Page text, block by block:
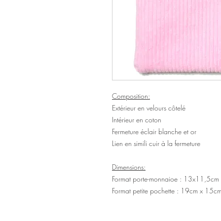
Composition:
Extérieur en velours côtelé
Intérieur en coton
Fermeture éclair blanche et or
Lien en simili cuir à la fermeture
Dimensions:
Format porte-monnaioe : 13x11,5cm
Format petite pochette : 19cm x